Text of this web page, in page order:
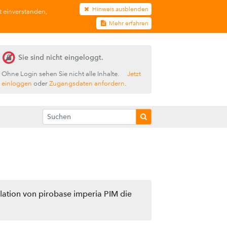
einverstanden,
Hinweis ausblenden
Mehr erfahren
Sie sind nicht eingeloggt.
Ohne Login sehen Sie nicht alle Inhalte.
Jetzt
einloggen oderZugangsdaten anfordern.
von pirobase imperia PIM die